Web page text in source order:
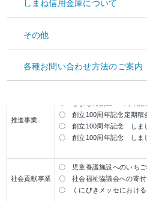
資金調達
経営サポート
しまね信用金庫について
その他
各種お問い合わせ方法のご案内
記念事業
事業内容
広告宣伝
〇 100周年ロゴマークの作
〇 100周年記念ＴＶＣＭの
推進事業
〇 創立 100周年記念定期積
〇 創立 100周年記念 しま
〇 創立 100周年記念 しま
社会貢献事業
〇 児童養護施設へのいち
〇 社会福祉協議会への寄
〇 くにびきメッセにおける